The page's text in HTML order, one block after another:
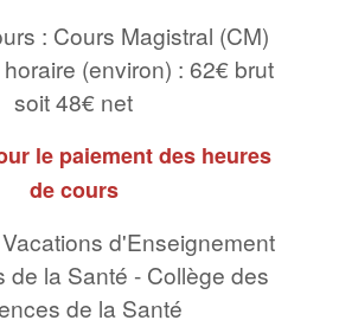
: Cours Magistral (CM)
(environ) : 62€ brut
soit 48€ net
le paiement des heures
de cours
d'Enseignement
de la Santé - Collège des
de la Santé